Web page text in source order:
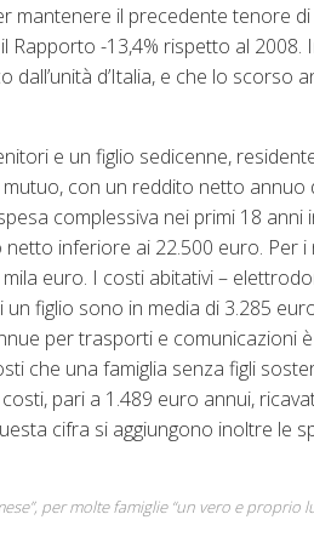
il precedente tenore di
-13,4% rispetto al
d’Italia, e che lo
e un figlio sedicenne,
con un reddito netto annuo
complessiva nei primi 18
inferiore ai 22.500 euro. Per
euro. I costi abitativi –
figlio sono in media di 3.285
per trasporti e comunicazioni
che una famiglia senza figli
pari a 1.489 euro annui,
cifra si aggiungono inoltre le
per molte famiglie “un vero e proprio